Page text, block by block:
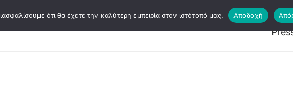
Συγγραφείς Κάρτες Ψυχοθεραπείας Εργαστήρια –
ότι θα έχετε την καλύτερη εμπειρία στον ιστότοπό μας. Αποδοχή